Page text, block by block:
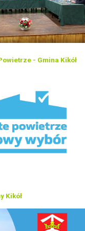
- Gmina Kikół
Kikół